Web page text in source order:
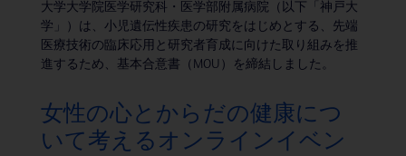
大学大学院医学研究科・医学部附属病院（以下「神戸大
学」）は、小児遺伝性疾患の研究をはじめとする、先端
医療技術の臨床応用と研究者育成に向けた取り組みを推
進するため、基本合意書（MOU）を締結しました。
女性の心とからだの健康につ
いて考えるオンラインイベン